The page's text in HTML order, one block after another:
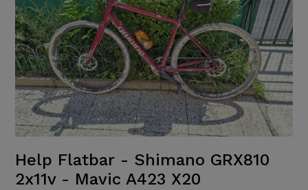
Help Flatbar - Shimano GRX810
2x11v - Mavic A423 X20